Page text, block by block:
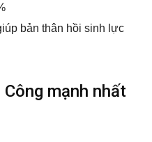
bản thân hồi sinh lực
mạnh nhất